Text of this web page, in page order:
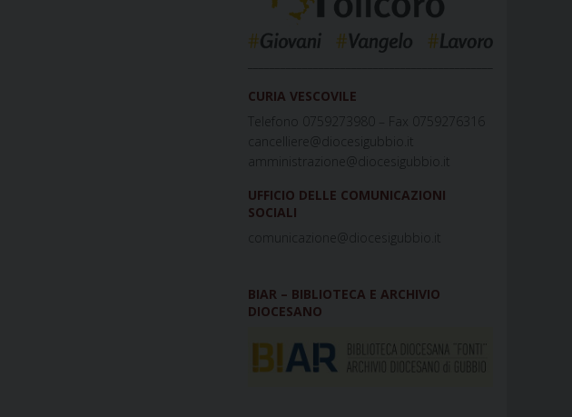
CURIA VESCOVILE
Telefono 0759273980 – Fax 0759276316
cancelliere@diocesigubbio.it
amministrazione@diocesigubbio.it
UFFICIO DELLE COMUNICAZIONI
SOCIALI
comunicazione@diocesigubbio.it
BIAR – BIBLIOTECA E ARCHIVIO
DIOCESANO